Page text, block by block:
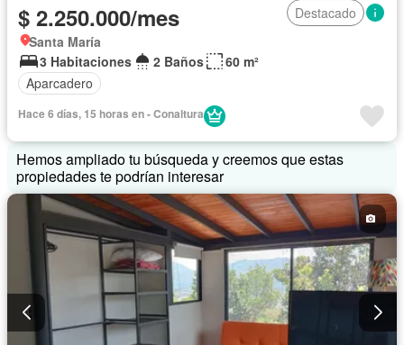
$ 2.250.000/mes
Destacado
Santa María
3 Habitaciones
2 Baños
60 m²
Aparcadero
Hace 6 días, 15 horas en - Conaltura
Hemos ampliado tu búsqueda y creemos que estas
propiedades te podrían interesar